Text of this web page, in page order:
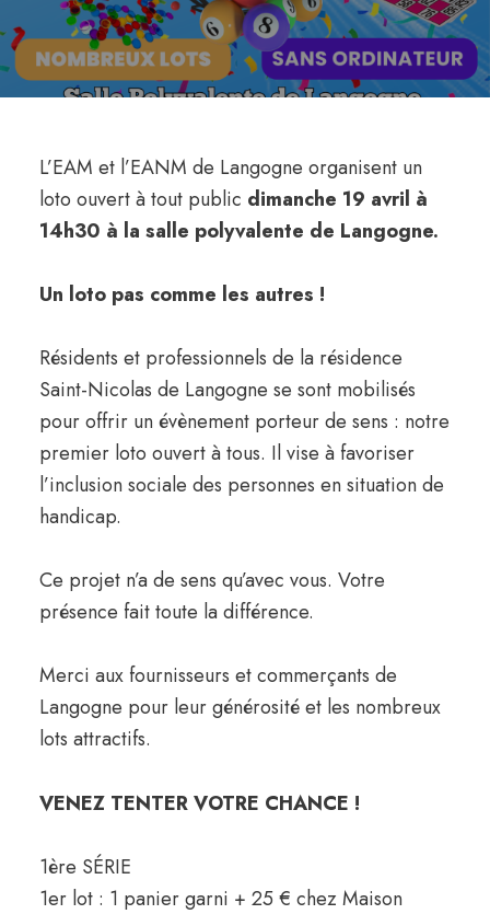
L’EAM et l’EANM de Langogne organisent un
loto ouvert à tout public dimanche 19 avril à
14h30 à la salle polyvalente de Langogne.
Un loto pas comme les autres !
Résidents et professionnels de la résidence
Saint-Nicolas de Langogne se sont mobilisés
pour offrir un évènement porteur de sens : notre
premier loto ouvert à tous. Il vise à favoriser
l’inclusion sociale des personnes en situation de
handicap.
Ce projet n’a de sens qu’avec vous. Votre
présence fait toute la différence.
Merci aux fournisseurs et commerçants de
Langogne pour leur générosité et les nombreux
lots attractifs.
VENEZ TENTER VOTRE CHANCE !
1ère SÉRIE
1er lot : 1 panier garni + 25 € chez Maison